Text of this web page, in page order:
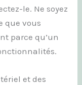
le. Ne soyez
que vous
parce qu’un
et des